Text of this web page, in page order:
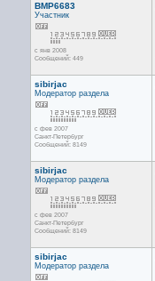
BMP6683
Участник
с янв 2008
Сообщений: 449
sibirjac
Модератор раздела
с фев 2007
Санкт-Петербург
Сообщений: 8149
sibirjac
Модератор раздела
с фев 2007
Санкт-Петербург
Сообщений: 8149
sibirjac
Модератор раздела